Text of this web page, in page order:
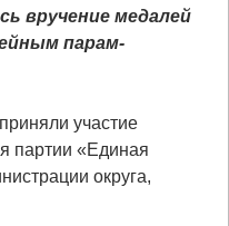
вручение медалей
парам-
участие
партии «Единая
округа,